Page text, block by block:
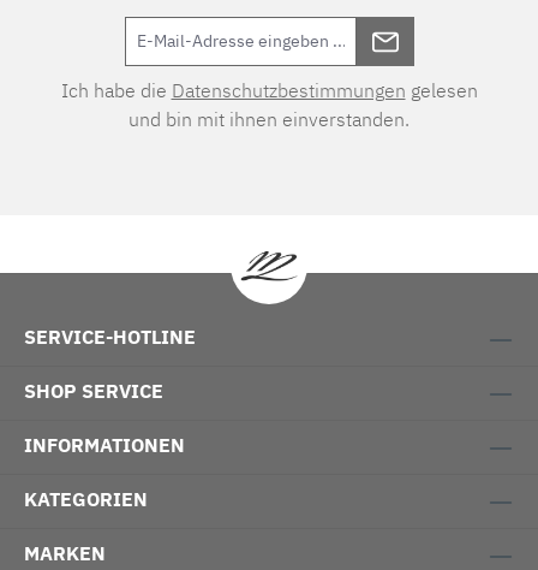
Ich habe die Datenschutzbestimmungen gelesen
und bin mit ihnen einverstanden.
SERVICE-HOTLINE
SHOP SERVICE
INFORMATIONEN
KATEGORIEN
MARKEN